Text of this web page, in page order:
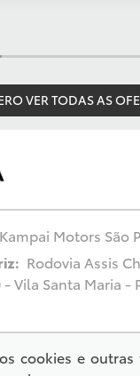
VER TODAS AS
Kampai Motors São
Rodovia Assis
- Vila Santa Maria -
cookies e outras